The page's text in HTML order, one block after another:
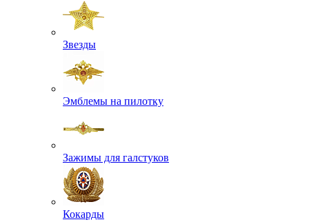
Звезды
Эмблемы на пилотку
Зажимы для галстуков
Кокарды